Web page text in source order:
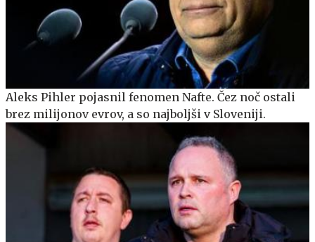
Aleks Pihler pojasnil fenomen Nafte. Čez noč ostali
brez milijonov evrov, a so najboljši v Sloveniji.